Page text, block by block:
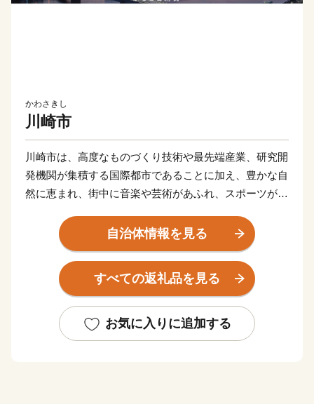
かわさきし
川崎市
川崎市は、高度なものづくり技術や最先端産業、研究開
発機関が集積する国際都市であることに加え、豊かな自
然に恵まれ、街中に音楽や芸術があふれ、スポーツが盛
が笑顔になれる「最幸のまち かわさき」を目指し、さ
まざまな取組を進めています。
このような本市を「ぜひ応援したい！」と思ってくださ
の想いを「ふるさと納税」にのせ、本市を応援いただけ
ればと存じます。
自治体情報を見る
すべての返礼品を見る
お気に入りに追加する